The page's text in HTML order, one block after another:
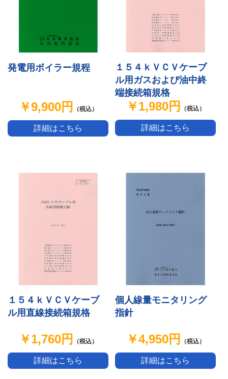
発電用ボイラー規程
￥9,900円 （税込）
詳細はこちら
１５４ｋＶＣＶケーブ
ル用ガスおよび油中終
端接続箱規格
￥1,980円 （税込）
詳細はこちら
１５４ｋＶＣＶケーブ
ル用直線接続箱規格
￥1,760円 （税込）
詳細はこちら
個人線量モニタリング
指針
￥4,950円 （税込）
詳細はこちら